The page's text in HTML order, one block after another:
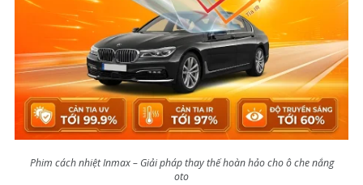
Phim cách nhiệt Inmax – Giải pháp thay thế hoàn hảo cho ô che nắng
oto